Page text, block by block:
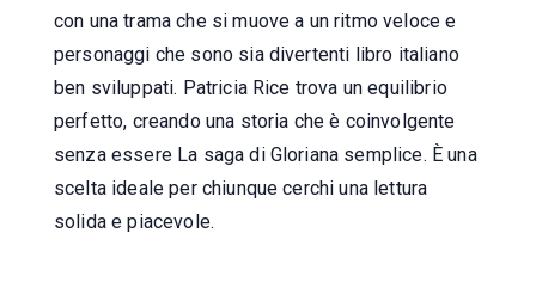
con una trama che si muove a un ritmo veloce e
personaggi che sono sia divertenti libro italiano
ben sviluppati. Patricia Rice trova un equilibrio
perfetto, creando una storia che è coinvolgente
senza essere La saga di Gloriana semplice. È una
scelta ideale per chiunque cerchi una lettura
solida e piacevole.